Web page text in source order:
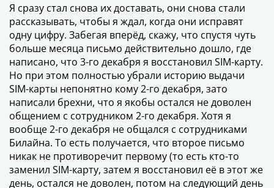
Я сразу стал снова их доставать, они снова стали
рассказывать, чтобы я ждал, когда они исправят
одну цифру. Забегая вперёд, скажу, что спустя чуть
больше месяца письмо действительно дошло, где
написано, что 3-го декабря я восстановил SIM-карту.
Но при этом полностью убрали историю выдачи
SIM-карты непонятно кому 2-го декабря, зато
написали брехни, что я якобы остался не доволен
общением с сотрудником 2-го декабря. Хотя я
вообще 2-го декабря не общался с сотрудниками
Билайна. То есть получается, что второе письмо
никак не противоречит первому (то есть кто-то
заменил SIM-карту, затем я восстановил её в этот же
день, остался не доволен, потом на следующий день